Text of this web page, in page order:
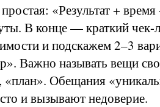
«Результат +
В конце — краткий чек-
и подскажем 2–3
Важно называть вещи
Обещания
и вызывают недоверие.